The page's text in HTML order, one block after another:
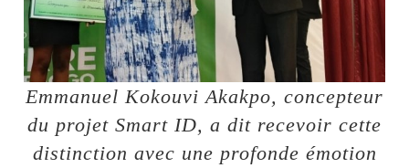
Emmanuel Kokouvi Akakpo, concepteur
du projet Smart ID, a dit recevoir cette
distinction avec une profonde émotion